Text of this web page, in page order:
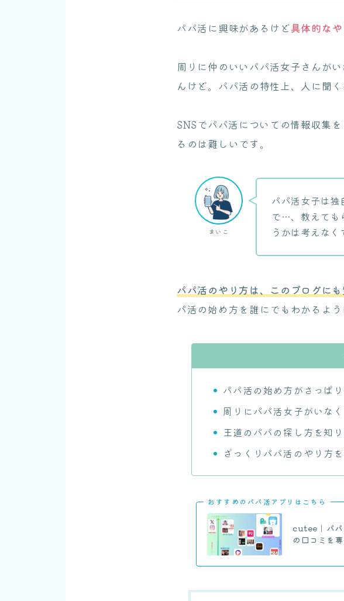
パパ活に興味があるけど具体的な
周りに仲のいいパパ活女子さんが
んけど。パパ活の特性上、人に聞く
SNSでパパ活についての情報収集
るのは難しいです。
まいこ
パパ活女子は
で…、教えても
うかは考えなく
パパ活のやり方は、このブログに
パ活の始め方を誰にでもわかるよう
パパ活の始め方がさっぱ
周りにパパ活女子がいな
王道のパパの探し方を知
ざっくりパパ活のやり方
おすすめのパパ活アプリはこちら
cutee｜パパ
の口コミを